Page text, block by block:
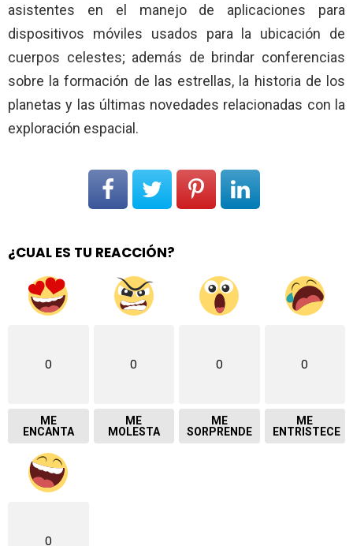
asistentes en el manejo de aplicaciones para
dispositivos móviles usados para la ubicación de
cuerpos celestes; además de brindar conferencias
sobre la formación de las estrellas, la historia de los
planetas y las últimas novedades relacionadas con la
exploración espacial.
¿CUAL ES TU REACCIÓN?
0
ME
ENCANTA
0
ME
MOLESTA
0
ME
SORPRENDE
0
ME
ENTRISTECE
0